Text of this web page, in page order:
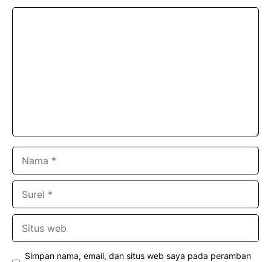
Simpan nama, email, dan situs web saya pada peramban